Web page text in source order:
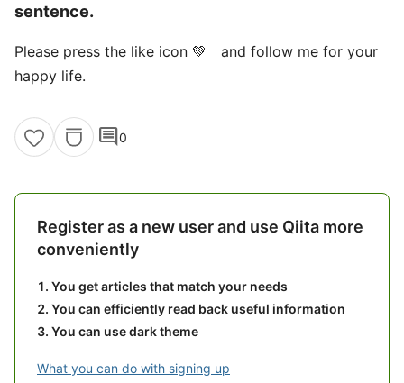
sentence.
Please press the like icon 💚 and follow me for your
happy life.
comment0
Register as a new user and use Qiita more
conveniently
You get articles that match your needs
You can efficiently read back useful information
You can use dark theme
What you can do with signing up